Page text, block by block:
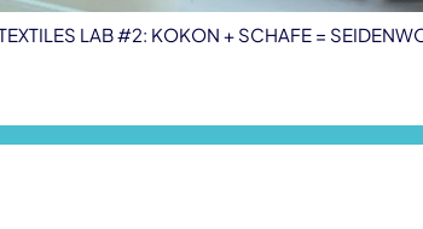
LAB #2: KOKON + SCHAFE =